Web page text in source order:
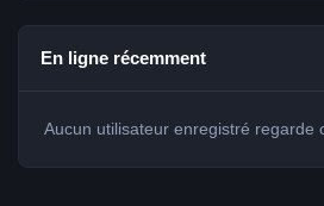
En ligne récemment
Aucun utilisateur enregistré regarde